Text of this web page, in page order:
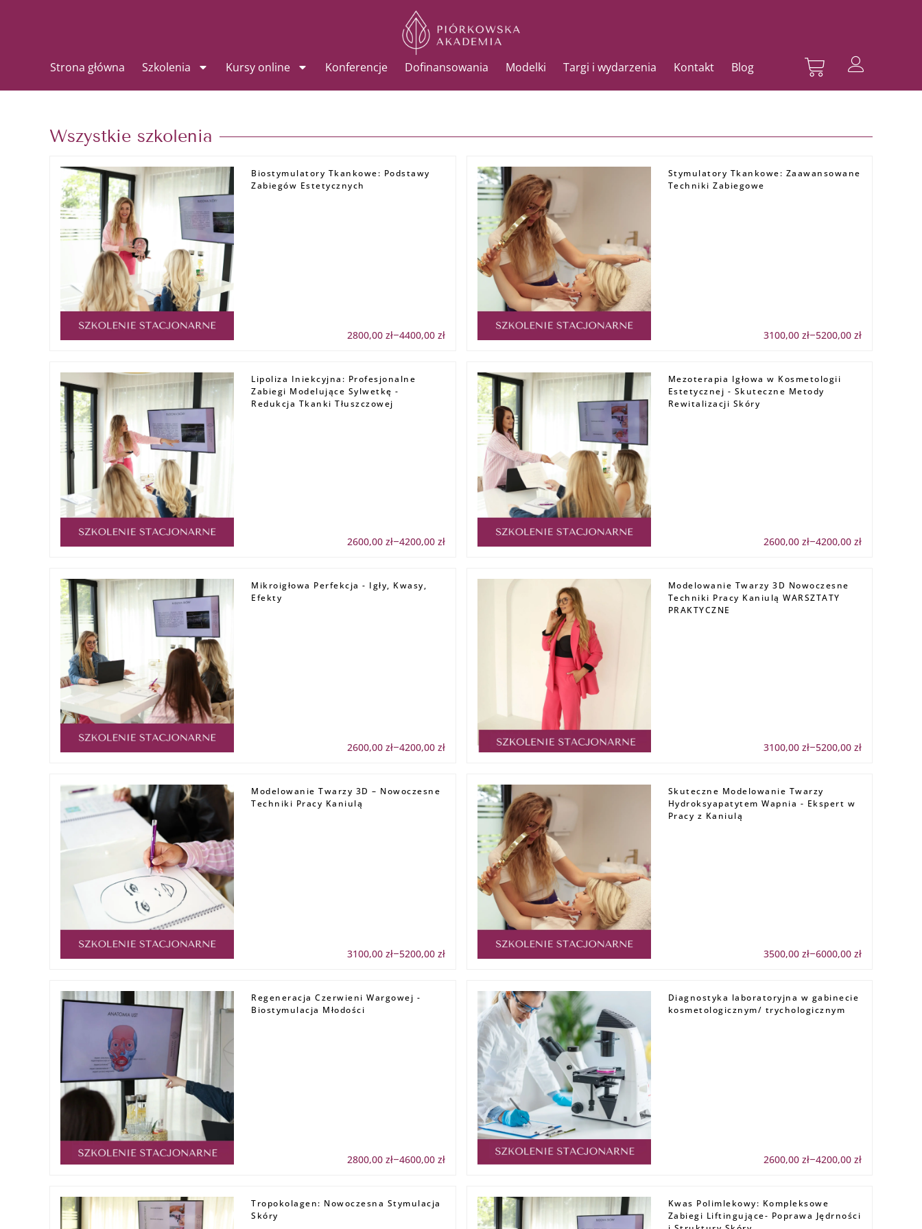
Strona główna
Szkolenia Kursy online Konferencje Dofinansowania Modelki Targi i wydarzenia Kontakt Blog Wózek
Wszystkie szkolenia
Biostymulatory Tkankowe: Podstawy
Zabiegów Estetycznych
2800,00 zł–4400,00 zł
Zakres
do
4400,00 zł
Stymulatory Tkankowe: Zaawansowane
Techniki Zabiegowe
3100,00 zł–5200,00 zł
Zakres
5200,00 zł
Lipoliza Iniekcyjna: Profesjonalne
Zabiegi Modelujące Sylwetkę -
Redukcja Tkanki Tłuszczowej
2600,00 zł–4200,00 zł
Zakres
4200,00 zł
Mezoterapia Igłowa w Kosmetologii
Estetycznej - Skuteczne Metody
Rewitalizacji Skóry
2600,00 zł–4200,00 zł
Zakres
4200,00 zł
Mikroigłowa Perfekcja - Igły, Kwasy,
Efekty
2600,00 zł–4200,00 zł
Zakres
do
4200,00 zł
Modelowanie Twarzy 3D Nowoczesne
Techniki Pracy Kaniulą WARSZTATY
PRAKTYCZNE
3100,00 zł–5200,00 zł
Zakres
5200,00 zł
Modelowanie Twarzy 3D – Nowoczesne
Techniki Pracy Kaniulą
3100,00 zł–5200,00 zł
Zakres
5200,00 zł
Skuteczne Modelowanie Twarzy
Hydroksyapatytem Wapnia - Ekspert w
Pracy z Kaniulą
3500,00 zł–6000,00 zł
Zakres
6000,00 zł
Regeneracja Czerwieni Wargowej -
Biostymulacja Młodości
2800,00 zł–4600,00 zł
Zakres
4600,00 zł
Diagnostyka laboratoryjna w gabinecie
kosmetologicznym/ trychologicznym
2600,00 zł–4200,00 zł
Zakres
4200,00 zł
Tropokolagen: Nowoczesna Stymulacja
Skóry
Kwas Polimlekowy: Kompleksowe
Zabiegi Liftingujące- Poprawa Jędrności